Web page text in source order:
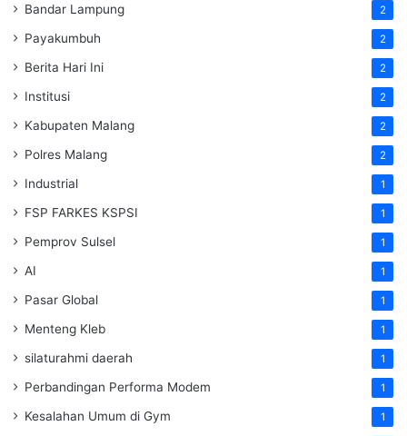
Bandar Lampung 2
Payakumbuh 2
Berita Hari Ini 2
Institusi 2
Kabupaten Malang 2
Polres Malang 2
Industrial 1
FSP FARKES KSPSI 1
Pemprov Sulsel 1
AI 1
Pasar Global 1
Menteng Kleb 1
silaturahmi daerah 1
Perbandingan Performa Modem 1
Kesalahan Umum di Gym 1